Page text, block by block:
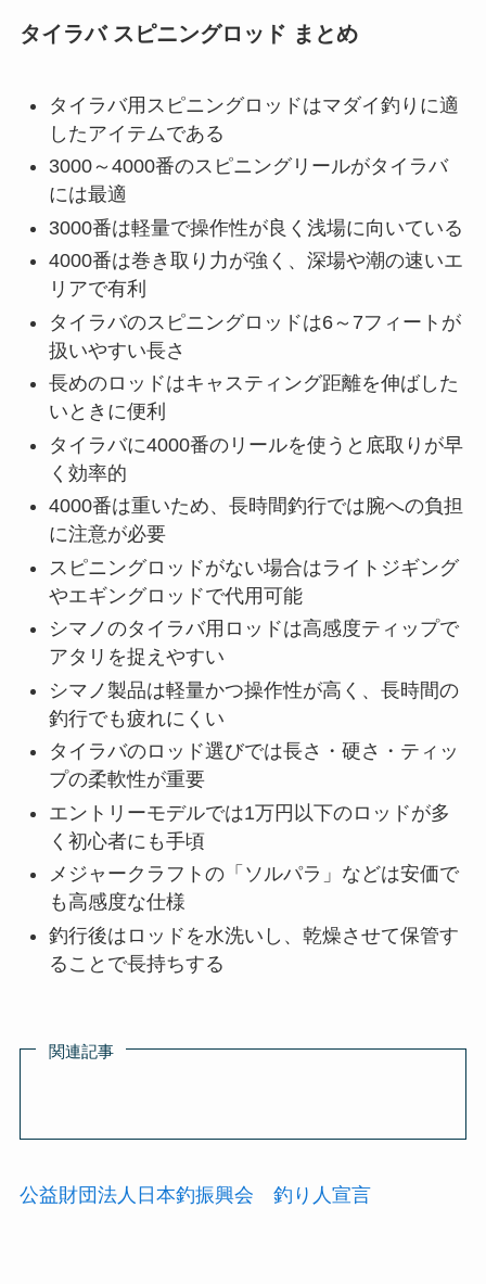
操作が可能になります。ロッドの保管は直射日光
タイラバ スピニングロッド まとめ
タイラバ用スピニングロッドはマダイ釣りに適
したアイテムである
3000～4000番のスピニングリールがタイラバ
には最適
3000番は軽量で操作性が良く浅場に向いている
4000番は巻き取り力が強く、深場や潮の速いエ
リアで有利
タイラバのスピニングロッドは6～7フィートが
扱いやすい長さ
長めのロッドはキャスティング距離を伸ばした
いときに便利
4000番は重いため、長時間釣行では腕への負担
やエギングロッドで代用可能
アタリを捉えやすい